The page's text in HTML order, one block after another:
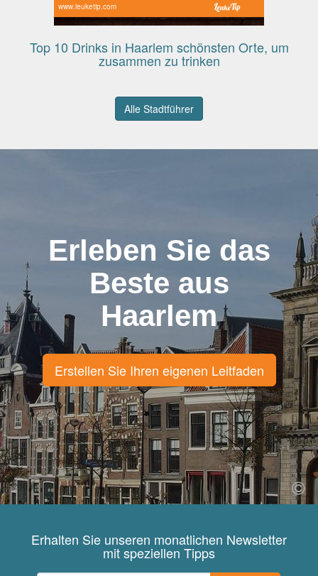
www.leuketip.com
Top 10 Drinks in Haarlem schönsten Orte, um
zusammen zu trinken
Alle Stadtführer
Erleben Sie das
Beste aus
Haarlem
Erstellen Sie Ihren eigenen Leitfaden
Erhalten Sie unseren monatlichen Newsletter
mit speziellen Tipps